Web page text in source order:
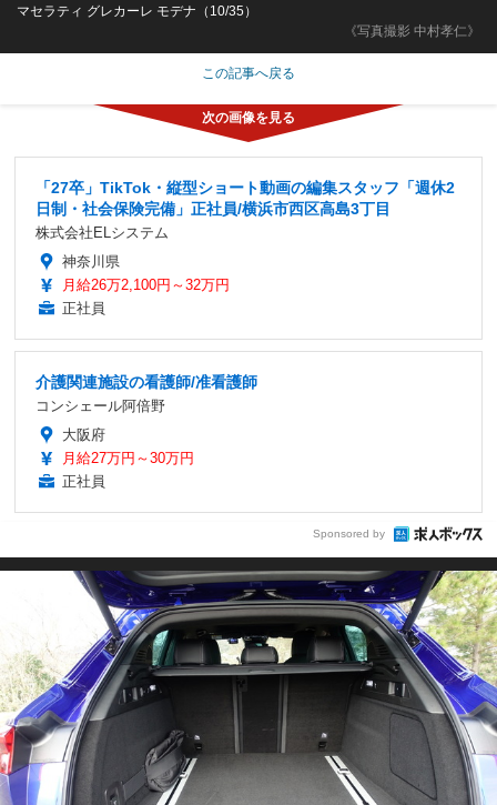
《写真撮影 中村孝仁》
マセラティ グレカーレ モデナ（10/35）
この記事へ戻る
「27卒」TikTok・縦型ショート動画の編集スタッフ「週休2
日制・社会保険完備」正社員/横浜市西区高島3丁目
株式会社ELシステム
神奈川県
月給26万2,100円～32万円
正社員
介護関連施設の看護師/准看護師
コンシェール阿倍野
大阪府
月給27万円～30万円
正社員
Sponsored by